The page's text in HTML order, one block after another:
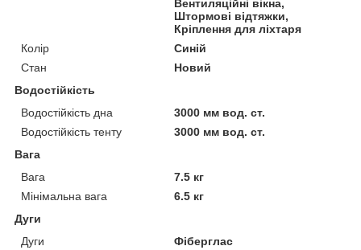
Вентиляційні вікна,
Штормові відтяжки,
Кріплення для ліхтаря
Колір
Синій
Стан
Новий
Водостійкість
Водостійкість дна
3000 мм вод. ст.
Водостійкість тенту
3000 мм вод. ст.
Вага
Вага
7.5 кг
Мінімальна вага
6.5 кг
Дуги
Дуги
Фіберглас